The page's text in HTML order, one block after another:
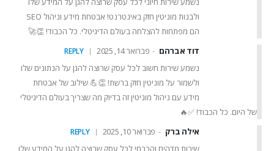
ולבנות מוניטין חזק באינטרנט! אבטחת מידע וניהול SEO
הם מפתחות להצלחה בעולם הדיגיטלי. כל הכבוד! 👏🚀
דוד אברהם
פברואר 14, 2025 REPLY
נשמע שירות חשוב לכל עסק שרוצה להגן על הנתונים שלו
ולשמור על מוניטין חזק ברשת! 👏💪 שילוב של אבטחת
מידע עם ניהול מוניטין זה בדיוק מה שצריך בעולם הדיגיטלי
של היום. כל הכבוד! ✅🔥
אילה ברק
פברואר 10, 2025 REPLY
שירות מדהים והכרחי לכל עסק שרוצה להגן על המידע שלו
כל הזכויות שמורות לתאגיד מאג אחד בע"מ 2016 - 2026 ©